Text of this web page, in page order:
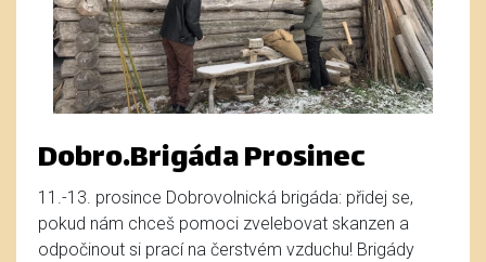
Dobro.Brigáda Prosinec
11.-13. prosince Dobrovolnická brigáda: přidej se,
pokud nám chceš pomoci zvelebovat skanzen a
odpočinout si prací na čerstvém vzduchu! Brigády